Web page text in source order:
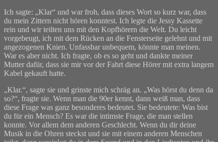
Ich sagte: „Klar“ und war froh, dass dieses Wort so kurz war, dass
du mein Zittern nicht hören konntest. Ich legte die Jessy Kassette
rein und wir teilten uns mit den Kopfhörern die Welt. Du leicht
vorgebeugt, ich mit dem Rücken an die Fensterseite gelehnt und mit
angezogenen Knien. Unfassbar unbequem, könnte man meinen.
War es aber nicht. Ich fragte, ob es so geht und dankte meiner
Mutter dafür, dass sie mir vor der Fahrt diese Hörer mit extra langem
Kabel gekauft hatte.
„Klar.“, sagte sie und grinste mich schräg an. „Was hörst du denn da
so?“, fragte sie. Wenn man die 90er kennt, dann weiß man, dass
diese Frage was ganz besonderes bedeutet. Sie bedeutete: Was bist
du für ein Mensch? Es war die intimste Frage, die man stellen
konnte. Vor allem dem anderen Geschlecht. Wenn du dir deine
Musik in die Ohren steckst und sie mit einem anderen Menschen